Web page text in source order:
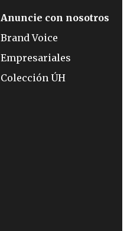
Anuncie con nosotros
Brand Voice
Empresariales
Colección ÚH